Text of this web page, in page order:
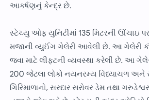
આકર્ષણનું કેન્દ્ર છે.
સ્ટેચ્યુ ઓફ યુનિટીમાં 135 મિટરની ઊંચાઇ
મજાની વ્યુઈંગ ગેલેરી આવેલી છે. આ ગેલેરી
જવા માટે લીફટની વ્યવસ્થા કરેલી છે. આ
200 જેટલા લોકો નયનરમ્ય વિંધ્યાચળ અને
ગિરિમાળાનો, સરદાર સરોવર ડેમ તથા